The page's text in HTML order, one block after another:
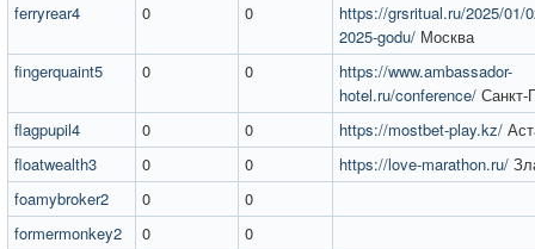
ferryrear4
0 0
https://grsritual.ru/2025/01/
2025-godu/ Москва
fingerquaint5
0 0
https://www.ambassador-
hotel.ru/conference/ Санкт-
flagpupil4
0 0 https://mostbet-play.kz/
floatwealth3
0 0 https://love-marathon.ru/
foamybroker2
0
0
formermonkey2
0
0